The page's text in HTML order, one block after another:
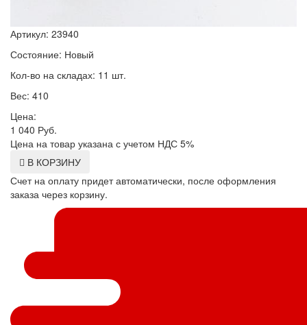
Артикул: 23940
Состояние: Новый
Кол-во на складах: 11 шт.
Вес: 410
Цена:
1 040 Руб.
Цена на товар указана с учетом НДС 5%
В КОРЗИНУ
Счет на оплату придет автоматически, после оформления
заказа через корзину.